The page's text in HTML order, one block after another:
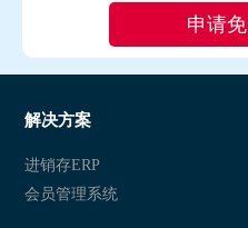
解决方案
进销存ERP
会员管理系统